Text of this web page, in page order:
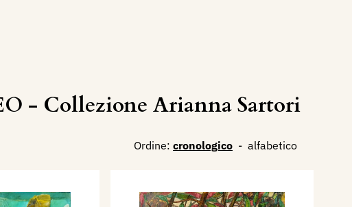
- Collezione Arianna Sartori
Ordine: cronologico - alfabetico